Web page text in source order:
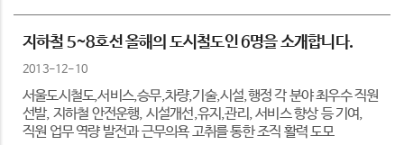
지하철 5~8호선 올해의 도시철도인 6명을 소개합니다.
2013-12-10
서울도시철도,서비스,승무,차량,기술,시설,행정 각 분야 최우수 직원
선발, 지하철 안전운행, 시설개선,유지,관리, 서비스 향상 등 기여,
직원 업무 역량 발전과 근무의욕 고취를 통한 조직 활력 도모